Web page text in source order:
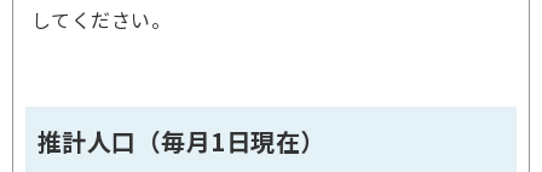
してください。
推計人口（毎月1日現在）